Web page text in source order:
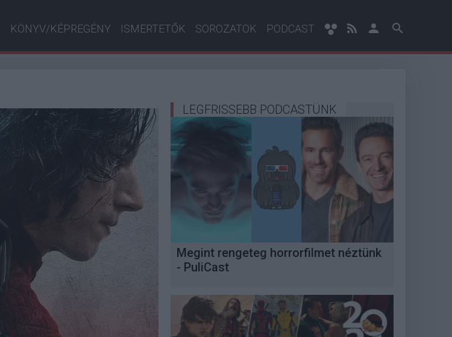
KÖNYV/KÉPREGÉNY ISMERTETŐK SOROZATOK PODCAST
LEGFRISSEBB PODCASTÜNK
Megint rengeteg horrorfilmet néztünk
- PuliCast